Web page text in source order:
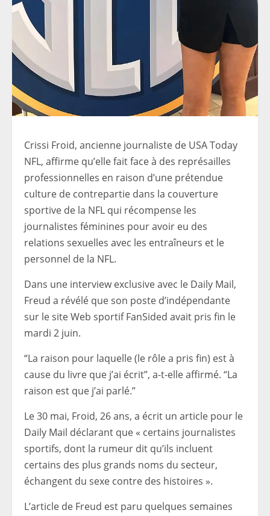
Crissi Froid, ancienne journaliste de USA Today
NFL, affirme qu’elle fait face à des représailles
professionnelles en raison d’une prétendue
culture de contrepartie dans la couverture
sportive de la NFL qui récompense les
journalistes féminines pour avoir eu des
relations sexuelles avec les entraîneurs et le
personnel de la NFL.
Dans une interview exclusive avec le Daily Mail,
Freud a révélé que son poste d’indépendante
sur le site Web sportif FanSided avait pris fin le
mardi 2 juin.
“La raison pour laquelle (le rôle a pris fin) est à
cause du livre que j’ai écrit”, a-t-elle affirmé. “La
raison est que j’ai parlé.”
Le 30 mai, Froid, 26 ans, a écrit un article pour le
Daily Mail déclarant que « certains journalistes
sportifs, dont la rumeur dit qu’ils incluent
certains des plus grands noms du secteur,
échangent du sexe contre des histoires ».
L’article de Freud est paru quelques semaines